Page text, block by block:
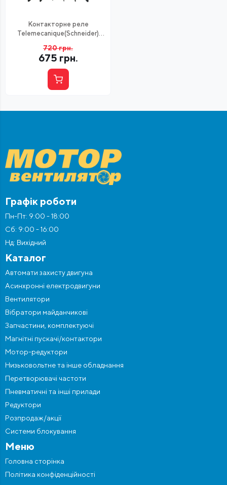
Контакторне реле
Telemecanique(Schneider)
2NC+2NO
720грн.
675 грн.
Графік роботи
Пн-Пт: 9:00 - 18:00
Сб: 9:00 - 16:00
Нд: Вихідний
Каталог
Автомати захисту двигуна
Асинхронні електродвигуни
Вентилятори
Вібратори майданчикові
Запчастини, комплектуючі
Магнітні пускачі/контактори
Мотор-редуктори
Низьковольтне та інше обладнання
Перетворювачі частоти
Пневматичні та інші прилади
Редуктори
Розпродаж/акції
Системи блокування
Меню
Головна сторінка
Політика конфіденційності